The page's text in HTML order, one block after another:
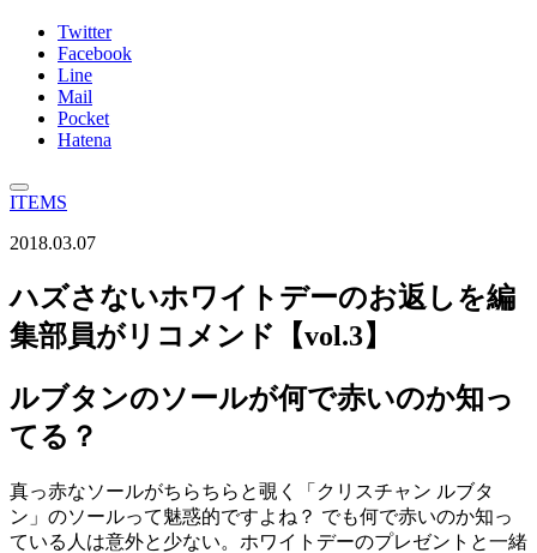
Twitter
Facebook
Line
Mail
Pocket
Hatena
ITEMS
2018.03.07
ハズさないホワイトデーのお返しを編
集部員がリコメンド【vol.3】
ルブタンのソールが何で赤いのか知っ
てる？
真っ赤なソールがちらちらと覗く「クリスチャン ルブタ
ン」のソールって魅惑的ですよね？ でも何で赤いのか知っ
ている人は意外と少ない。ホワイトデーのプレゼントと一緒